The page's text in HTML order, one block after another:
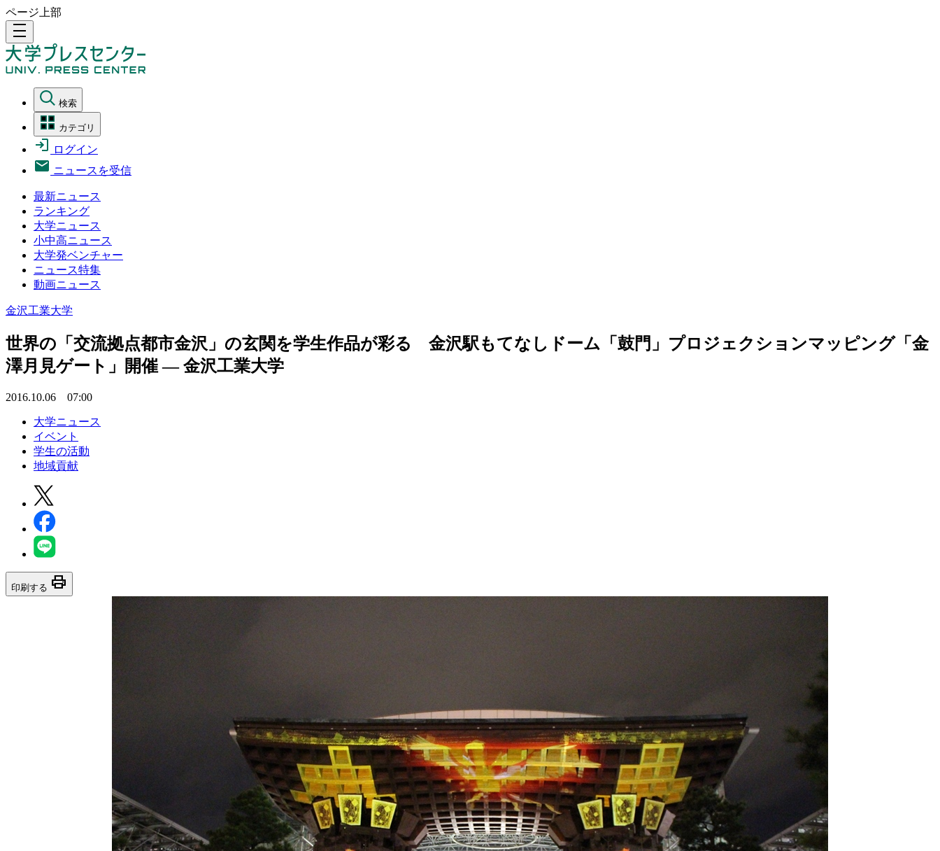
ページ上部
density_medium
検索
カテゴリ
ログイン
ニュースを受信
最新ニュース
ランキング
大学ニュース
小中高ニュース
大学発ベンチャー
ニュース特集
動画ニュース
金沢工業大学
世界の「交流拠点都市金沢」の玄関を学生作品が彩る 金沢駅もてなしドーム「鼓門」プロジェクションマッピング「金
澤月見ゲート」開催 — 金沢工業大学
2016.10.06 07:00
大学ニュース
イベント
学生の活動
地域貢献
印刷する print